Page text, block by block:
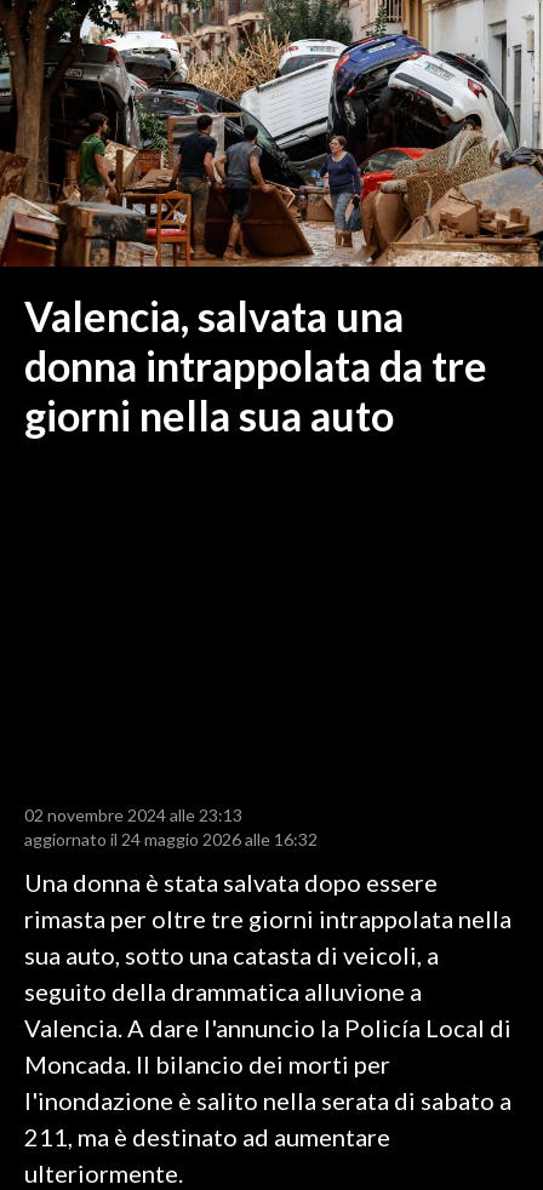
MEDIO CAMPIDANO
ORISTANO E PROVINCIA
SASSARI E PROVINCIA
GALLURA
NUORO E PROVINCIA
OGLIASTRA
AGENDA
ITALIA
MONDO
POLITICA
CALCIO REGIONALE
BASKET
VOLLEY
MOTORI
TENNIS
ALTRI SPORT
CULTURA
SPETTACOLI
Valencia, salvata una
donna intrappolata da tre
giorni nella sua auto
02 novembre 2024 alle 23:13
aggiornato il 24 maggio 2026 alle 16:32
Una donna è stata salvata dopo essere
rimasta per oltre tre giorni intrappolata nella
sua auto, sotto una catasta di veicoli, a
seguito della drammatica alluvione a
Valencia. A dare l'annuncio la Policía Local di
Moncada. Il bilancio dei morti per
l'inondazione è salito nella serata di sabato a
211, ma è destinato ad aumentare
ulteriormente.